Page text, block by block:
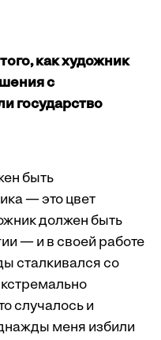
как художник
с
государство
быть
— это цвет
должен быть
— и в своей работе
сталкивался со
случалось и
меня избили